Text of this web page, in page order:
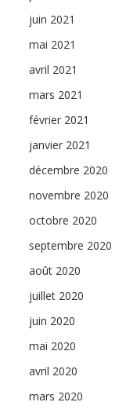
juin 2021
mai 2021
avril 2021
mars 2021
février 2021
janvier 2021
décembre 2020
novembre 2020
octobre 2020
septembre 2020
août 2020
juillet 2020
juin 2020
mai 2020
avril 2020
mars 2020